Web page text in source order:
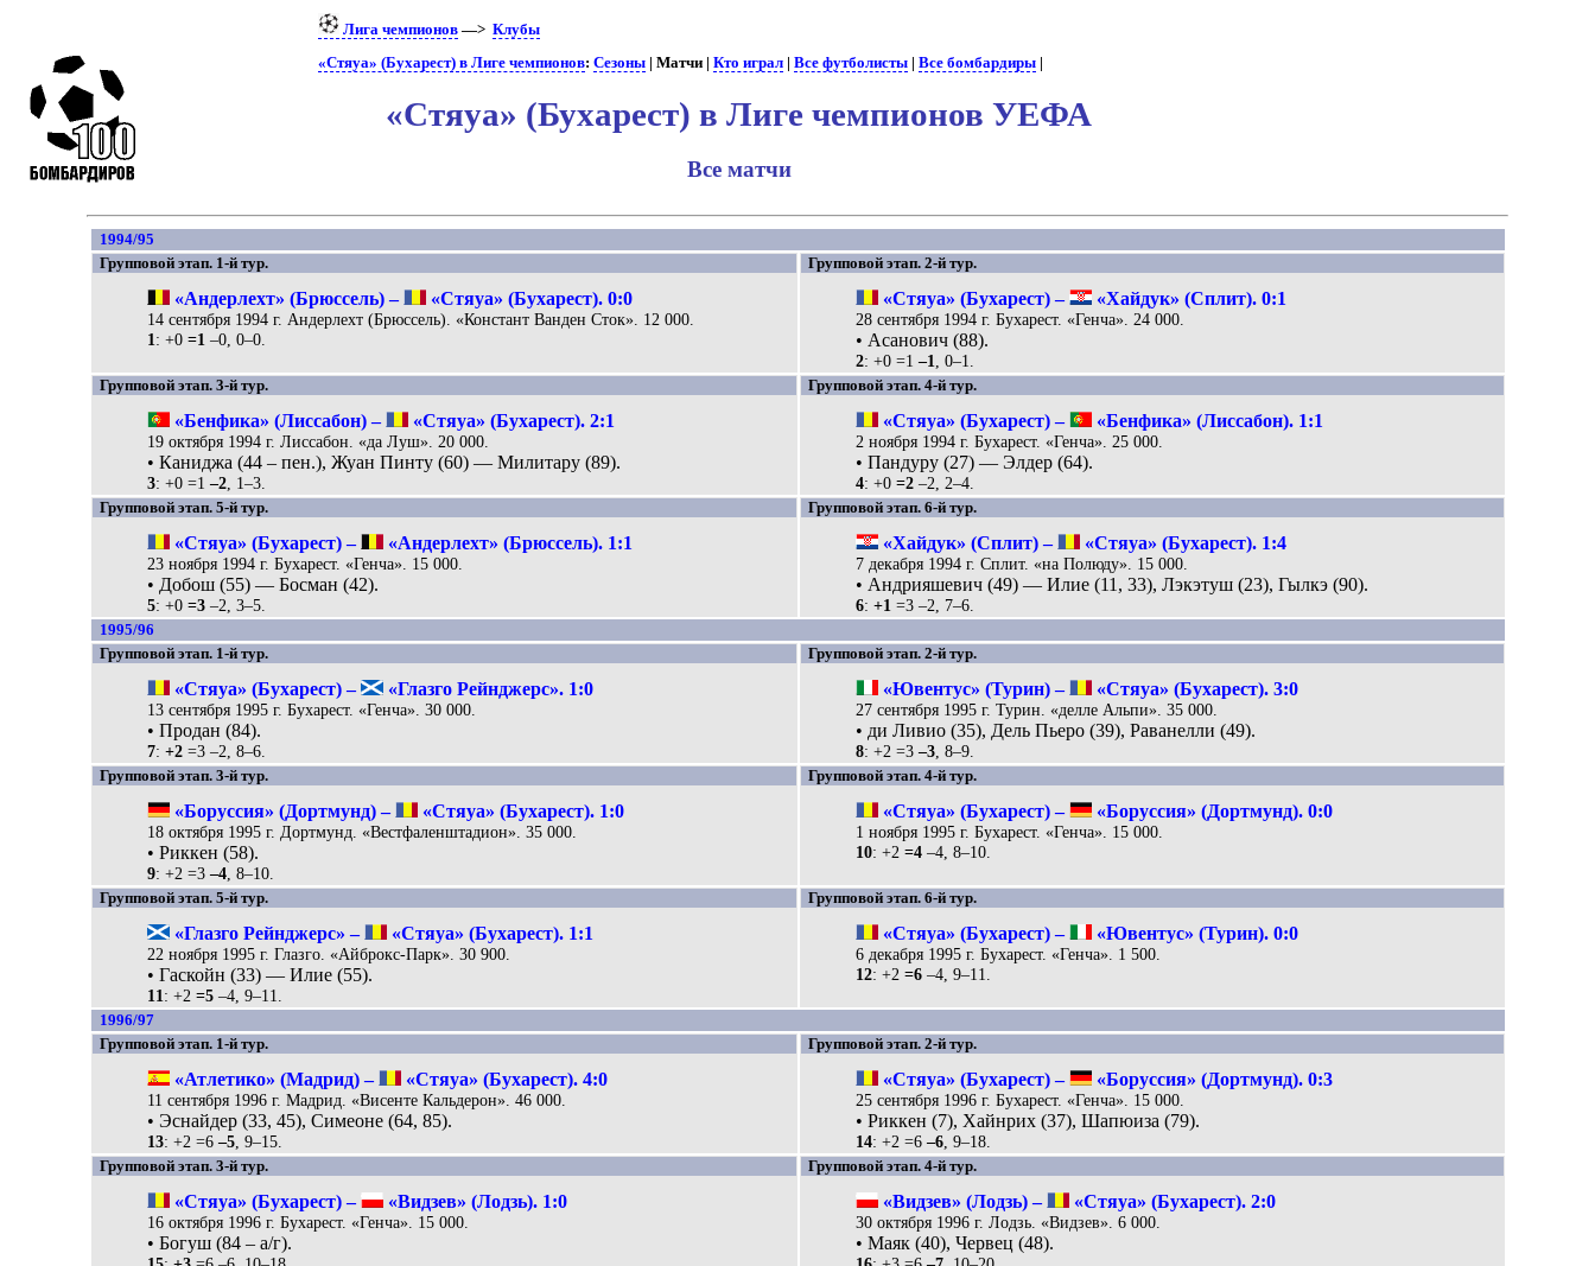
Лига чемпионов —>Клубы
«Стяуа» (Бухарест) в Лиге чемпионов:Сезоны | Матчи |Кто играл |Все футболисты |Все бомбардиры |
«Стяуа» (Бухарест) в Лиге чемпионов УЕФА
Все матчи
1994/95
Групповой этап. 1-й тур.
«Андерлехт» (Брюссель) – «Стяуа» (Бухарест). 0:0
14 сентября 1994 г. Андерлехт (Брюссель). «Констант Ванден Сток». 12 000.
1: +0 =1 –0, 0–0.
Групповой этап. 2-й тур.
«Стяуа» (Бухарест) – «Хайдук» (Сплит). 0:1
28 сентября 1994 г. Бухарест. «Генча». 24 000.
• Асанович (88).
2: +0 =1 –1, 0–1.
Групповой этап. 3-й тур.
«Бенфика» (Лиссабон) – «Стяуа» (Бухарест). 2:1
19 октября 1994 г. Лиссабон. «да Луш». 20 000.
• Каниджа (44 – пен.), Жуан Пинту (60) — Милитару (89).
3: +0 =1 –2, 1–3.
Групповой этап. 4-й тур.
«Стяуа» (Бухарест) – «Бенфика» (Лиссабон). 1:1
2 ноября 1994 г. Бухарест. «Генча». 25 000.
• Пандуру (27) — Элдер (64).
4: +0 =2 –2, 2–4.
Групповой этап. 5-й тур.
«Стяуа» (Бухарест) – «Андерлехт» (Брюссель). 1:1
23 ноября 1994 г. Бухарест. «Генча». 15 000.
• Добош (55) — Босман (42).
5: +0 =3 –2, 3–5.
Групповой этап. 6-й тур.
«Хайдук» (Сплит) – «Стяуа» (Бухарест). 1:4
7 декабря 1994 г. Сплит. «на Полюду». 15 000.
• Андрияшевич (49) — Илие (11, 33), Лэкэтуш (23), Гылкэ (90).
6:+1 =3 –2, 7–6.
1995/96
Групповой этап. 1-й тур.
«Стяуа» (Бухарест) – «Глазго Рейнджерс». 1:0
13 сентября 1995 г. Бухарест. «Генча». 30 000.
• Продан (84).
7:+2 =3 –2, 8–6.
Групповой этап. 2-й тур.
«Ювентус» (Турин) – «Стяуа» (Бухарест). 3:0
27 сентября 1995 г. Турин. «делле Альпи». 35 000.
• ди Ливио (35), Дель Пьеро (39), Раванелли (49).
8: +2 =3 –3, 8–9.
Групповой этап. 3-й тур.
«Боруссия» (Дортмунд) – «Стяуа» (Бухарест). 1:0
18 октября 1995 г. Дортмунд. «Вестфаленштадион». 35 000.
• Риккен (58).
9: +2 =3 –4, 8–10.
Групповой этап. 4-й тур.
«Стяуа» (Бухарест) – «Боруссия» (Дортмунд). 0:0
1 ноября 1995 г. Бухарест. «Генча». 15 000.
10: +2 =4 –4, 8–10.
Групповой этап. 5-й тур.
«Глазго Рейнджерс» – «Стяуа» (Бухарест). 1:1
22 ноября 1995 г. Глазго. «Айброкс-Парк». 30 900.
• Гаскойн (33) — Илие (55).
11: +2 =5 –4, 9–11.
Групповой этап. 6-й тур.
«Стяуа» (Бухарест) – «Ювентус» (Турин). 0:0
6 декабря 1995 г. Бухарест. «Генча». 1 500.
12: +2 =6 –4, 9–11.
1996/97
Групповой этап. 1-й тур.
«Атлетико» (Мадрид) – «Стяуа» (Бухарест). 4:0
11 сентября 1996 г. Мадрид. «Висенте Кальдерон». 46 000.
• Эснайдер (33, 45), Симеоне (64, 85).
13: +2 =6 –5, 9–15.
Групповой этап. 2-й тур.
«Стяуа» (Бухарест) – «Боруссия» (Дортмунд). 0:3
25 сентября 1996 г. Бухарест. «Генча». 15 000.
• Риккен (7), Хайнрих (37), Шапюиза (79).
14: +2 =6 –6, 9–18.
Групповой этап. 3-й тур.
«Стяуа» (Бухарест) – «Видзев» (Лодзь). 1:0
16 октября 1996 г. Бухарест. «Генча». 15 000.
• Богуш (84 – а/г).
Групповой этап. 4-й тур.
«Видзев» (Лодзь) – «Стяуа» (Бухарест). 2:0
30 октября 1996 г. Лодзь. «Видзев». 6 000.
• Маяк (40), Червец (48).